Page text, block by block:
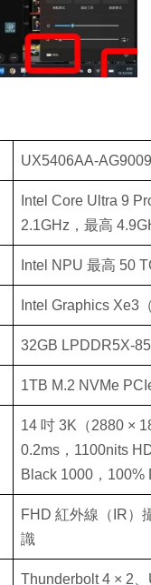
UX5406AA-
Intel Core Ultra 9
2.1GHz，最高
Intel NPU 最高 50
Intel Graphics Xe3
32GB LPDDR5X-
1TB M.2 NVMe
14 吋 3K（2880 ×
0.2ms，1100nits
Black 1000，100%
FHD 紅外線（IR）
識
Thunderbolt 4 × 2